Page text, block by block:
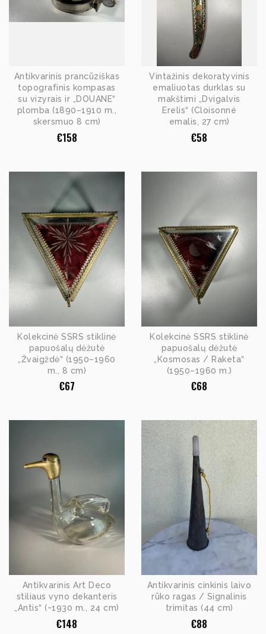
Antikvarinis prancūziškas
topografinis kompasas
su vizyrais ir „DOUANE“
plomba (1890–1910 m.,
skersmuo 8 cm)
€158
Vintažinis dekoratyvinis
emaliuotas durklas su
makštimi „Dvigalvis
Erelis“ (Cloisonné
emalis, 27 cm)
€58
Kolekcinė SSRS stiklinė
papuošalų dėžutė
„Žvaigždė“ (1950–1960
m., 8 cm)
€67
Kolekcinė SSRS stiklinė
papuošalų dėžutė
„Kosmosas / Raketa“
(1950–1960 m.)
€68
Antikvarinis Art Deco
stiliaus vyno dekanteris
„Antis“ (~1930 m., 24 cm)
€148
Antikvarinis cinkinis laivo
rūko ragas / Signalinis
trimitas (44 cm)
€88